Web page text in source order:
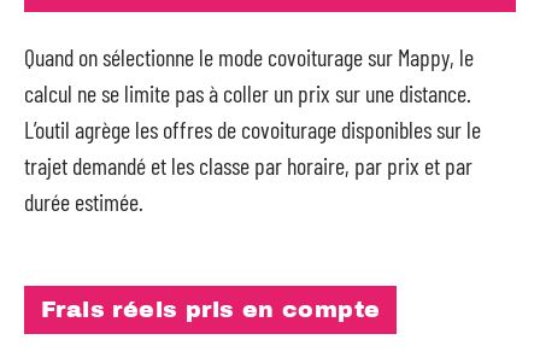
Quand on sélectionne le mode covoiturage sur Mappy, le
calcul ne se limite pas à coller un prix sur une distance.
L’outil agrège les offres de covoiturage disponibles sur le
trajet demandé et les classe par horaire, par prix et par
durée estimée.
Frais réels pris en compte